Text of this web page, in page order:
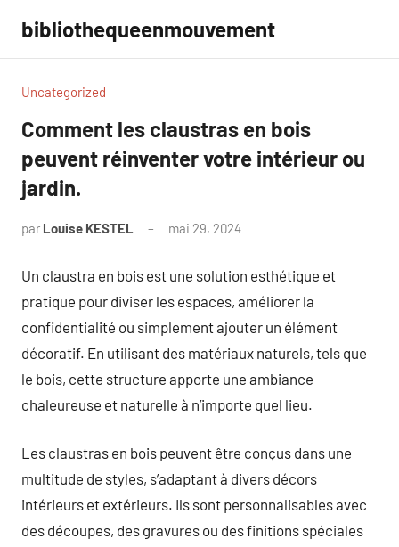
contenu
bibliothequeenmouvement
Uncategorized
Comment les claustras en bois
peuvent réinventer votre intérieur ou
jardin.
par Louise KESTEL mai 29, 2024
Un claustra en bois est une solution esthétique et
pratique pour diviser les espaces, améliorer la
confidentialité ou simplement ajouter un élément
décoratif. En utilisant des matériaux naturels, tels que
le bois, cette structure apporte une ambiance
chaleureuse et naturelle à n’importe quel lieu.
Les claustras en bois peuvent être conçus dans une
multitude de styles, s’adaptant à divers décors
intérieurs et extérieurs. Ils sont personnalisables avec
des découpes, des gravures ou des finitions spéciales